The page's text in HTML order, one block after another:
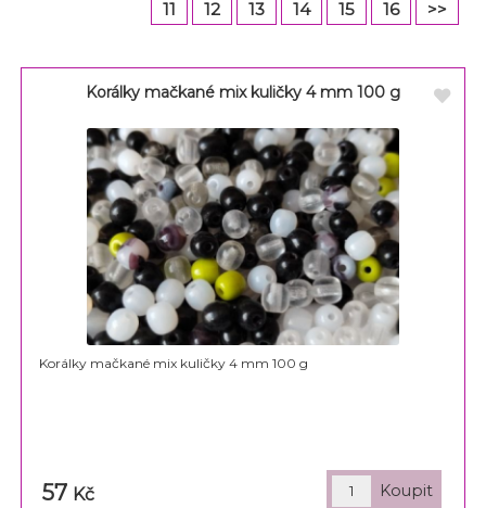
11 12 13 14 15 16 >>
Korálky mačkané mix kuličky 4 mm 100 g
Korálky mačkané mix kuličky 4 mm 100 g
57 Kč